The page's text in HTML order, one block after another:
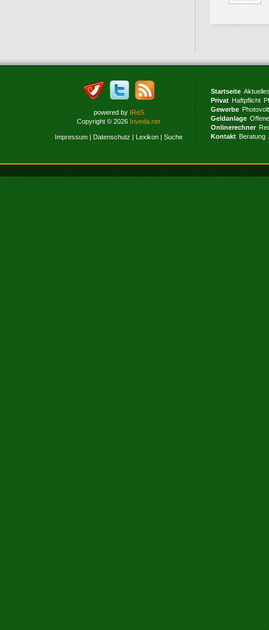
powered by IReS
Copyright © 2026 Inveda.net
Impressum | Datenschutz | Lexikon | Suche
Startseite
Privat Haftpflicht
Gewerbe
Geldanlage
Onlinerechner
Kontakt Beratung